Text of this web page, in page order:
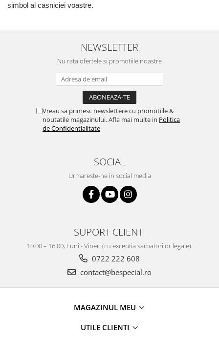
simbol al casniciei voastre.
NEWSLETTER
Nu rata ofertele si promotiile noastre
Vreau sa primesc newslettere cu promotiile &
noutatile magazinului. Afla mai multe in Politica
de Confidentialitate
SOCIAL
Urmareste-ne in social media
SUPORT CLIENTI
10.00 – 16.00, Luni - Vineri (cu exceptia sarbatorilor legale).
0722 222 608
contact@bespecial.ro
MAGAZINUL MEU
UTILE CLIENTI